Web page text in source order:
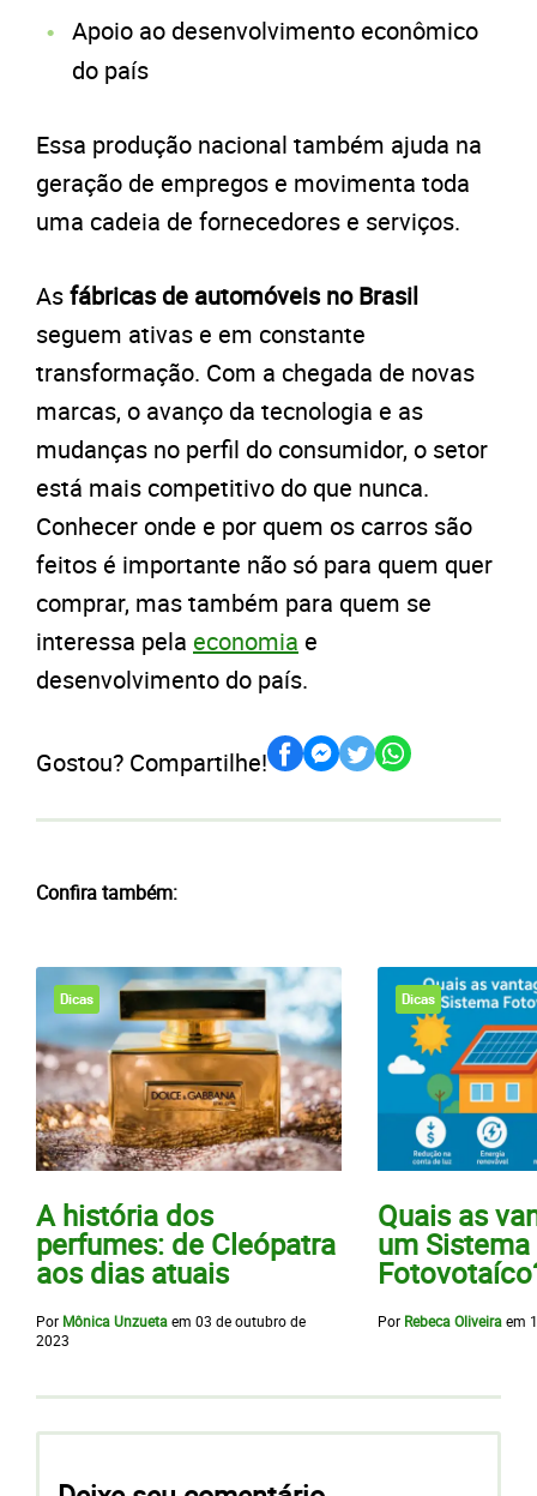
Apoio ao desenvolvimento econômico
do país
Essa produção nacional também ajuda na
geração de empregos e movimenta toda
uma cadeia de fornecedores e serviços.
Asfábricas de automóveis no Brasil
seguem ativas e em constante
transformação. Com a chegada de novas
marcas, o avanço da tecnologia e as
mudanças no perfil do consumidor, o setor
está mais competitivo do que nunca.
Conhecer onde e por quem os carros são
feitos é importante não só para quem quer
comprar, mas também para quem se
interessa pela economia e
desenvolvimento do país.
Gostou? Compartilhe!
Confira também:
Dicas
A história dos
perfumes: de Cleópatra
aos dias atuais
Por Mônica Unzuetaem 03 de outubro de
2023
Dicas
Quais as
um Sistema
Por Rebeca Oliveiraem